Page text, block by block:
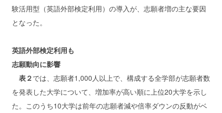
験活用型（英語外部検定利用）の導入が、志願者増の主な要因
となった。
英語外部検定利用も
志願動向に影響
表２ では、志願者1,000人以上で、構成する全学部が志願者数
を発表した大学について、増加率が高い順に上位20大学を示し
た。このうち10大学は前年の志願者減や倍率ダウンの反動がベ